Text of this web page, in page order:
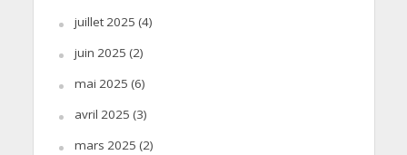
juillet 2025 (4)
juin 2025 (2)
mai 2025 (6)
avril 2025 (3)
mars 2025 (2)